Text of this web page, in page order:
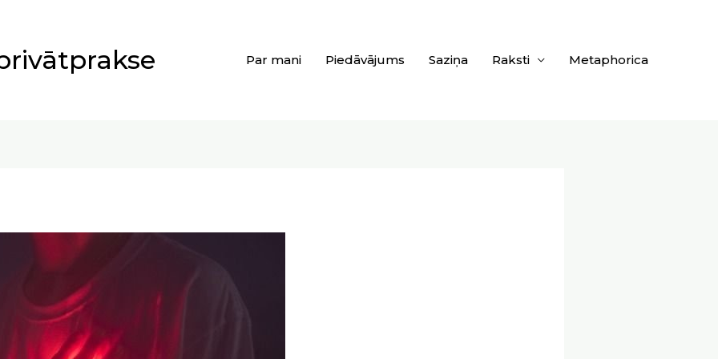
Par mani Piedāvājums Saziņa Raksti Metaphorica